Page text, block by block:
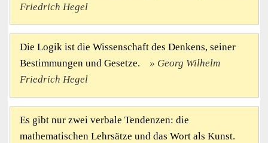
Friedrich Hegel
Die Logik ist die Wissenschaft des Denkens, seiner
Bestimmungen und Gesetze.
Georg Wilhelm
Friedrich Hegel
Es gibt nur zwei verbale Tendenzen: die
mathematischen Lehrsätze und das Wort als Kunst.